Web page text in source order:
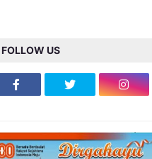
FOLLOW US